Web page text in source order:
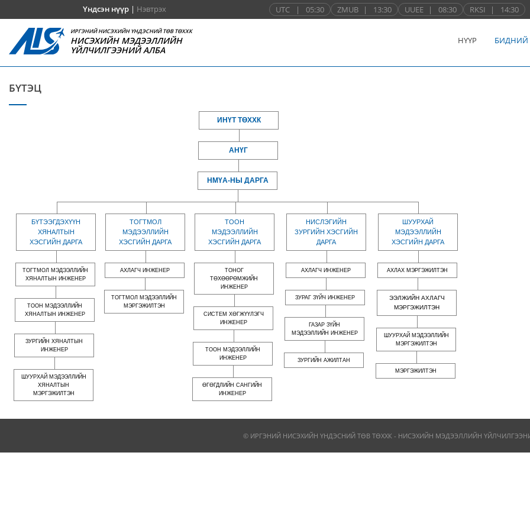
Үндсэн нүүр| Нэвтрэх UTC | 05:30 ZMUB | 13:30 UUEE | 08:30 RKSI | 14:30
ИРГЭНИЙ НИСЭХИЙН ҮНДЭСНИЙ ТӨВ ТӨХХК
НИСЭХИЙН МЭДЭЭЛЛИЙН
ҮЙЛЧИЛГЭЭНИЙ АЛБА
НҮҮР БИДНИЙ
БҮТЭЦ
ИНҮТ ТӨХХК
АНҮГ
НМҮА-НЫ ДАРГА
БҮТЭЭГДЭХҮҮН
ХЯНАЛТЫН
ХЭСГИЙН ДАРГА
ТОГТМОЛ МЭДЭЭЛЛИЙН
ХЯНАЛТЫН ИНЖЕНЕР
ТООН МЭДЭЭЛЛИЙН
ХЯНАЛТЫН ИНЖЕНЕР
ЗУРГИЙН ХЯНАЛТЫН
ИНЖЕНЕР
ШУУРХАЙ МЭДЭЭЛЛИЙН
ХЯНАЛТЫН
МЭРГЭЖИЛТЭН
ТОГТМОЛ
МЭДЭЭЛЛИЙН
ХЭСГИЙН ДАРГА
АХЛАГЧ ИНЖЕНЕР
ТОГТМОЛ МЭДЭЭЛЛИЙН
МЭРГЭЖИЛТЭН
ТООН
МЭДЭЭЛЛИЙН
ХЭСГИЙН ДАРГА
ТОНОГ
ТӨХӨӨРӨМЖИЙН
ИНЖЕНЕР
СИСТЕМ ХӨГЖҮҮЛЭГЧ
ИНЖЕНЕР
ТООН МЭДЭЭЛЛИЙН
ИНЖЕНЕР
ӨГӨГДЛИЙН САНГИЙН
ИНЖЕНЕР
НИСЛЭГИЙН
ЗУРГИЙН ХЭСГИЙН
ДАРГА
АХЛАГЧ ИНЖЕНЕР
ЗУРАГ ЗҮЙЧ ИНЖЕНЕР
ГАЗАР ЗҮЙН
МЭДЭЭЛЛИЙН ИНЖЕНЕР
ЗУРГИЙН АЖИЛТАН
ШУУРХАЙ
МЭДЭЭЛЛИЙН
ХЭСГИЙН ДАРГА
АХЛАХ МЭРГЭЖИЛТЭН
ЭЭЛЖИЙН АХЛАГЧ
МЭРГЭЖИЛТЭН
ШУУРХАЙ МЭДЭЭЛЛИЙН
МЭРГЭЖИЛТЭН
МЭРГЭЖИЛТЭН
© ИРГЭНИЙ НИСЭХИЙН ҮНДЭСНИЙ ТӨВ ТӨХХК - НИСЭХИЙН МЭДЭЭЛЛИЙН